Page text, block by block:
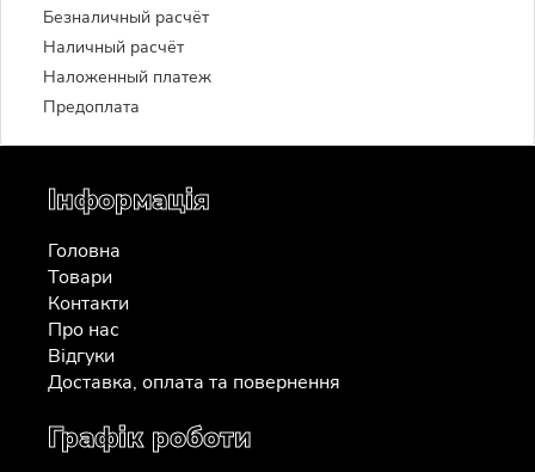
Безналичный расчёт
Наличный расчёт
Наложенный платеж
Предоплата
Інформація
Головна
Товари
Контакти
Про нас
Відгуки
Доставка, оплата та повернення
Графік роботи